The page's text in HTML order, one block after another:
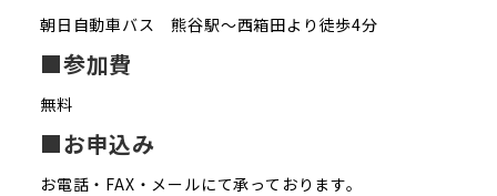
朝日自動車バス 熊谷駅～西箱田より徒歩4分
■参加費
無料
■お申込み
お電話・FAX・メールにて承っております。